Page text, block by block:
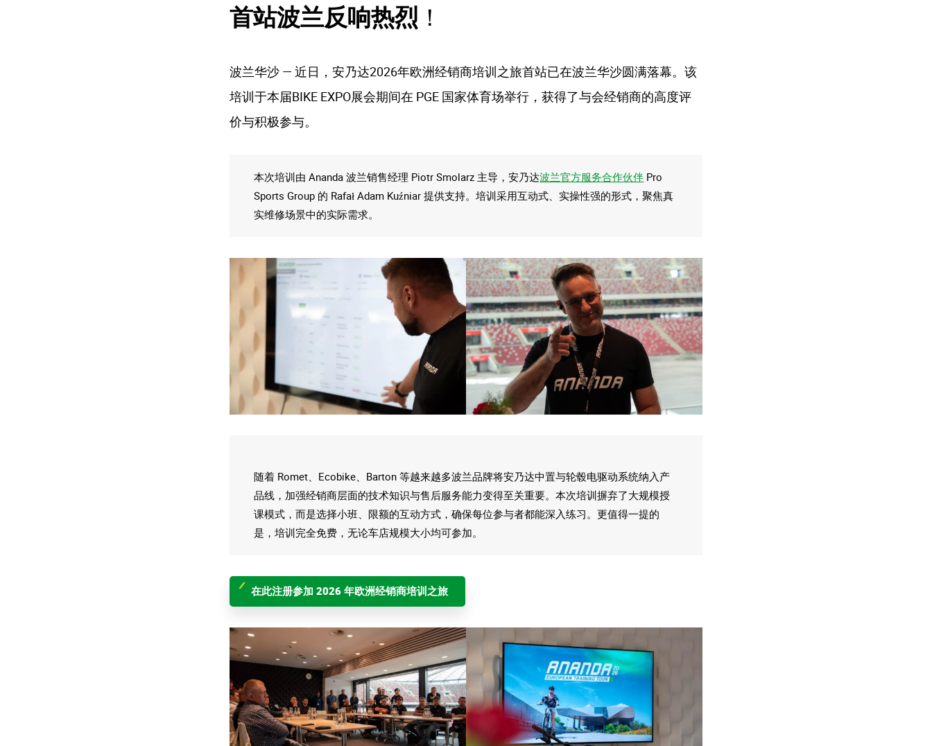
首站波兰反响热烈 ！
波兰华沙 — 近日，安乃达2026年欧洲经销商培训之旅首站已在波兰华沙圆满落幕。该
培训于本届BIKE EXPO展会期间在 PGE 国家体育场举行，获得了与会经销商的高度评
价与积极参与。
本次培训由 Ananda 波兰销售经理 Piotr Smolarz 主导，安乃达波兰官方服务合作伙伴 Pro
Sports Group 的 Rafał Adam Kuźniar 提供支持。培训采用互动式、实操性强的形式，聚焦真
实维修场景中的实际需求。
随着 Romet、Ecobike、Barton 等越来越多波兰品牌将安乃达中置与轮毂电驱动系统纳入产
品线，加强经销商层面的技术知识与售后服务能力变得至关重要。本次培训摒弃了大规模授
课模式，而是选择小班、限额的互动方式，确保每位参与者都能深入练习。更值得一提的
是，培训完全免费，无论车店规模大小均可参加。
在此注册参加 2026 年欧洲经销商培训之旅